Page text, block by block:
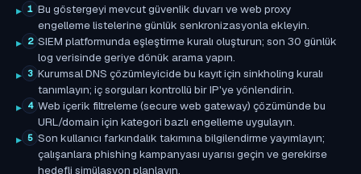
1 Bu göstergeyi mevcut güvenlik duvarı ve web proxy
engelleme listelerine günlük senkronizasyonla ekleyin.
2 SIEM platformunda eşleştirme kuralı oluşturun; son 30 günlük
log verisinde geriye dönük arama yapın.
3 Kurumsal DNS çözümleyicide bu kayıt için sinkholing kuralı
tanımlayın; iç sorguları kontrollü bir IP'ye yönlendirin.
4 Web içerik filtreleme (secure web gateway) çözümünde bu
URL/domain için kategori bazlı engelleme uygulayın.
5 Son kullanıcı farkındalık takımına bilgilendirme yayımlayın;
çalışanlara phishing kampanyası uyarısı geçin ve gerekirse
hedefli simülasyon planlayın.